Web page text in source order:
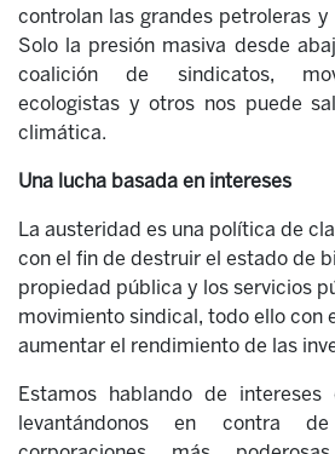
controlan las grandes petroleras y
Solo la presión masiva desde
coalición de sindicatos,
ecologistas y otros nos puede
climática.
Una lucha basada en intereses
La austeridad es una política de
con el fin de destruir el estado de
propiedad pública y los servicios
movimiento sindical, todo ello con
aumentar el rendimiento de las
Estamos hablando de
levantándonos en contra